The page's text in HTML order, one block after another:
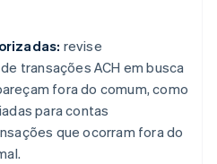
revise
transações ACH em busca
fora do comum, como
para contas
que ocorram fora do